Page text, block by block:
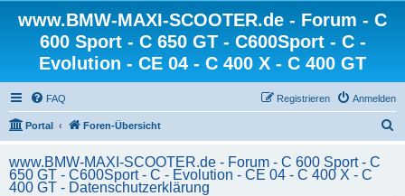
www.BMW-MAXI-SCOOTER.de - Forum - C
600 Sport - C 650 GT - C600Sport - C -
Evolution - CE 04 - C 400 X - C 400 GT
FAQ Anmelden
Registrieren
Portal Foren-Übersicht
www.BMW-MAXI-SCOOTER.de - Forum - C 600 Sport - C
650 GT - C600Sport - C - Evolution - CE 04 - C 400 X - C
400 GT - Datenschutzerklärung